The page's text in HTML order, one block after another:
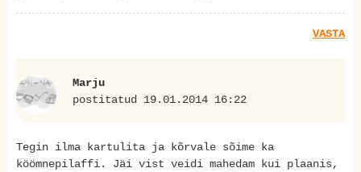
VASTA
Marju
postitatud 19.01.2014 16:22
Tegin ilma kartulita ja kõrvale sõime ka
köömnepilaffi. Jäi vist veidi mahedam kui plaanis,